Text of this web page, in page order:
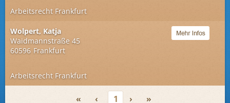
Arbeitsrecht Frankfurt
Wolpert, Katja
Waidmannstraße 45
60596 Frankfurt
Arbeitsrecht Frankfurt
« ‹ 1 › »